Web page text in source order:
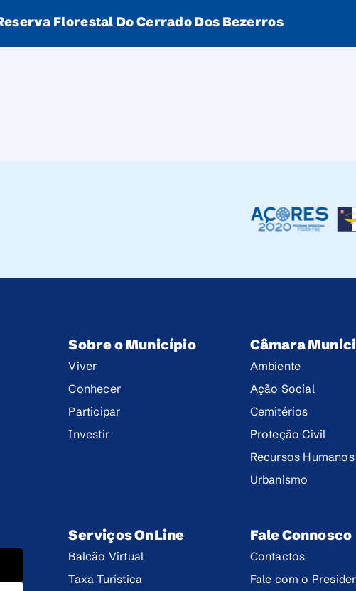
Florestal Do Cerrado Dos Bezerros
Sobre o Município
Viver
Conhecer
Participar
Investir
Câmara
Ambiente
Ação Social
Cemitérios
Proteção Civil
Recursos Humanos
Urbanismo
Serviços OnLine
Balcão Virtual
Taxa Turística
Fale Connosco
Contactos
Fale com o